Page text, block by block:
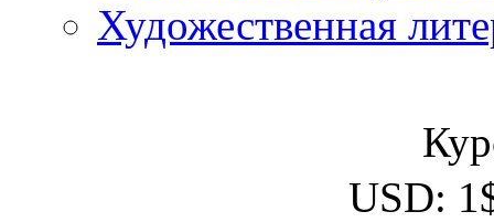
Художественная
USD: